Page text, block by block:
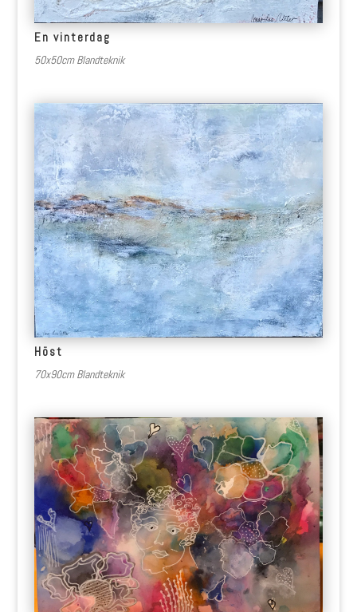
En vinterdag
50x50cm Blandteknik
Höst
70x90cm Blandteknik